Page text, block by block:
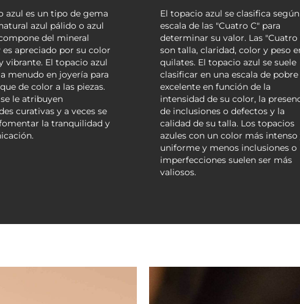
azul es un tipo de gema
azul pálido o azul
del mineral
apreciado por su color
vibrante. El topacio azul
menudo en joyería para
de color a las piezas.
le atribuyen
curativas y a veces se
la tranquilidad y
El topacio azul se clasifica
escala de las "Cuatro C" para
determinar su valor. Las "Cuatro
son talla, claridad, color y peso
quilates. El topacio azul se suele
clasificar en una escala de pobre
excelente en función de la
intensidad de su color, la
de inclusiones o defectos y la
calidad de su talla. Los topacios
azules con un color más intenso
uniforme y menos inclusiones o
imperfecciones suelen ser más
valiosos.